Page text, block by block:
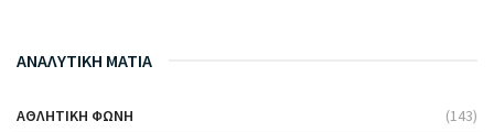
ΑΝΑΛΥΤΙΚΗ ΜΑΤΙΑ
ΑΘΛΗΤΙΚΉ ΦΩΝΉ (143)